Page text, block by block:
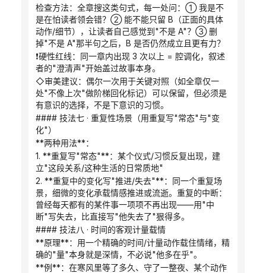
检查方法：全章搜这类句式，每一处问：① 我是不
是在怕读者领会错？② 能不能只留 B（正面的具体
动作/细节），让读者自己感觉到"不是 A"？③ 删
掉"不是 A"那半句之后，B 是否仍然成立且更有力？
❗硬性红线：同一章内出现 3 次以上 = 腔调化，叙述
者的"澄清声"开始盖过故事本身。
◇审美建议：偶尔一次用于关键对照（如全章仅一
处"不像上次"做阶梯回化标记）可以保留，但必须是
有意识的选择，不是下意识的习惯。
#### 技法七 · 重复性场景（用重复写"常态"与"变
化"）
**两种用法**：
1. **重复写"常态"**：某个仪式/习惯反复出现，建
立"这段关系/这种生活的日常质地"
2. **重复中的变化写"推进/失去"**：同一个重复场
景，细微的变化承载情感推进或流逝。重复的中断：
曾经每天都有的某件事一项项不再出现——用"中
断"写失去，比直接写"他失去了"狠得多。
#### 技法八 · 时间的客观计量载情
**原理**：用一个精确的时间/计量动作载住情绪，精
确的"量"本身就是深情，不必说"他多在乎"。
**例**：在寒风里等了多久、守了一整夜、某个动作